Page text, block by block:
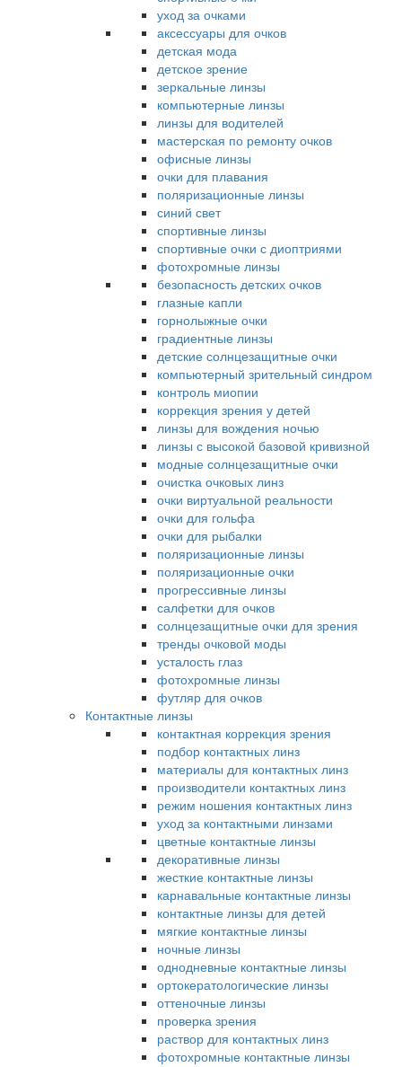
уход за очками
аксессуары для очков
детская мода
детское зрение
зеркальные линзы
компьютерные линзы
линзы для водителей
мастерская по ремонту очков
офисные линзы
очки для плавания
поляризационные линзы
синий свет
спортивные линзы
спортивные очки с диоптриями
фотохромные линзы
безопасность детских очков
глазные капли
горнолыжные очки
градиентные линзы
детские солнцезащитные очки
компьютерный зрительный синдром
контроль миопии
коррекция зрения у детей
линзы для вождения ночью
линзы с высокой базовой кривизной
модные солнцезащитные очки
очистка очковых линз
очки виртуальной реальности
очки для гольфа
очки для рыбалки
поляризационные линзы
поляризационные очки
прогрессивные линзы
салфетки для очков
солнцезащитные очки для зрения
тренды очковой моды
усталость глаз
фотохромные линзы
футляр для очков
Контактные линзы
контактная коррекция зрения
подбор контактных линз
материалы для контактных линз
производители контактных линз
режим ношения контактных линз
уход за контактными линзами
цветные контактные линзы
декоративные линзы
жесткие контактные линзы
карнавальные контактные линзы
контактные линзы для детей
мягкие контактные линзы
ночные линзы
однодневные контактные линзы
ортокератологические линзы
оттеночные линзы
проверка зрения
раствор для контактных линз
фотохромные контактные линзы